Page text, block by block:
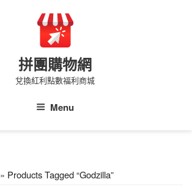
拼團購物網
兌換紅利點數福利商城
Menu
» Products Tagged “Godzilla”